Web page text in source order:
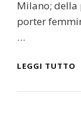
Milano; della
porter
…
LEGGI TUTTO